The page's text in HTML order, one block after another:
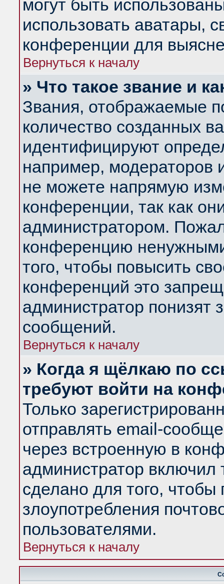
могут быть
использовать аватары,
конференции для
Вернуться к началу
» Что такое звание и
Звания, отображаемые
количество созданных
идентифицируют
например, модераторов
не можете напрямую
конференции, так как
администратором.
конференцию
того, чтобы повысить
конференций это
администратор понизят
сообщений.
Вернуться к началу
» Когда я щёлкаю по
требуют войти на
Только
отправлять email-
через встроенную в
администратор
сделано для того, чтобы
злоупотребления
пользователями.
Вернуться к началу